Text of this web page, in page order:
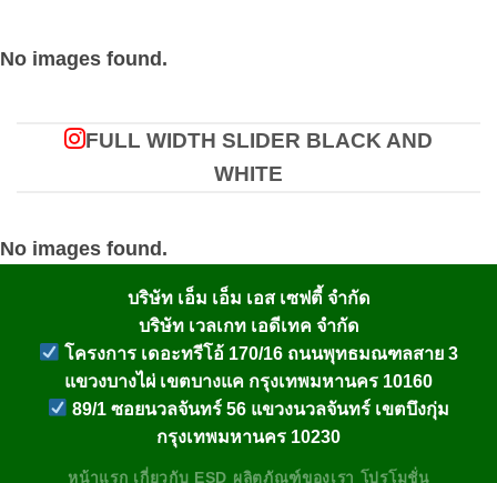
No images found.
FULL WIDTH SLIDER BLACK AND
WHITE
No images found.
บริษัท เอ็ม เอ็ม เอส เซฟตี้ จำกัด
บริษัท เวลเกท เอดีเทค จำกัด
โครงการ เดอะทรีโอ้ 170/16 ถนนพุทธมณฑลสาย 3
แขวงบางไผ่ เขตบางแค กรุงเทพมหานคร 10160
89/1 ซอยนวลจันทร์ 56 แขวงนวลจันทร์ เขตบึงกุ่ม
กรุงเทพมหานคร 10230
หน้าแรก เกี่ยวกับ ESD ผลิตภัณฑ์ของเรา โปรโมชั่น